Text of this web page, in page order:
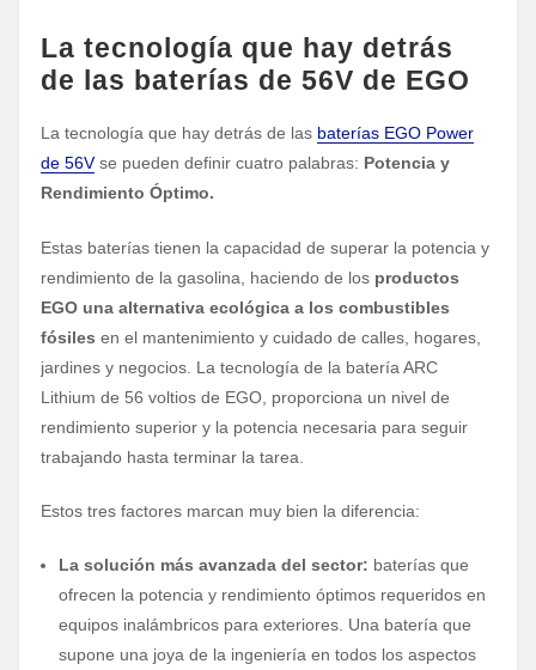
La tecnología que hay detrás
de las baterías de 56V de EGO
La tecnología que hay detrás de las baterías EGO Power
de 56Vse pueden definir cuatro palabras: Potencia y
Rendimiento Óptimo.
Estas baterías tienen la capacidad de superar la potencia y
rendimiento de la gasolina, haciendo de los productos
EGO una alternativa ecológica a los combustibles
fósiles en el mantenimiento y cuidado de calles, hogares,
jardines y negocios. La tecnología de la batería ARC
Lithium de 56 voltios de EGO, proporciona un nivel de
rendimiento superior y la potencia necesaria para seguir
trabajando hasta terminar la tarea.
Estos tres factores marcan muy bien la diferencia:
La solución más avanzada del sector: baterías que
ofrecen la potencia y rendimiento óptimos requeridos en
equipos inalámbricos para exteriores. Una batería que
supone una joya de la ingeniería en todos los aspectos